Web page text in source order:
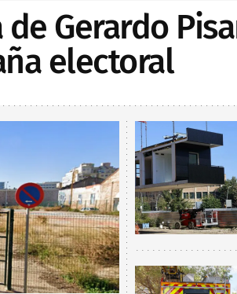
Gerardo
electoral